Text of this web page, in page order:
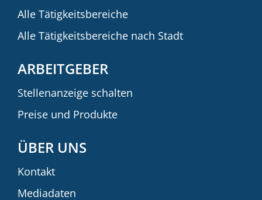
Alle Tätigkeitsbereiche
Alle Tätigkeitsbereiche nach Stadt
ARBEITGEBER
Stellenanzeige schalten
Preise und Produkte
ÜBER UNS
Kontakt
Mediadaten